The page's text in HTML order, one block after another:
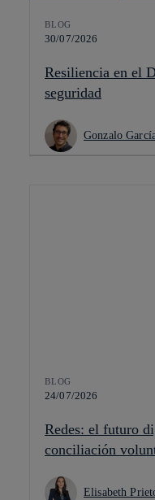
BLOG
30/07/2026
Resiliencia en el
seguridad
Gonzalo
BLOG
24/07/2026
Redes: el futuro
conciliación
Elisabeth